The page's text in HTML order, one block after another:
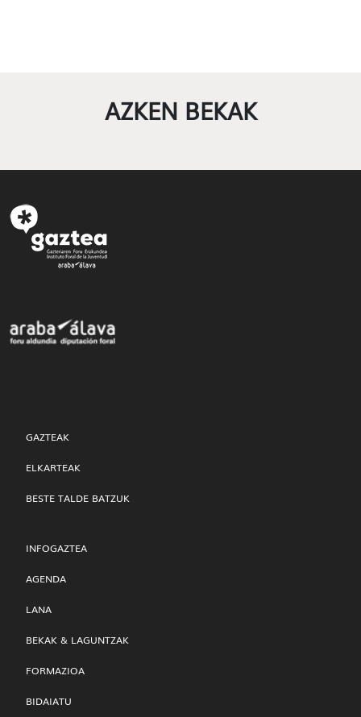
AZKEN BEKAK
GAZTEAK
ELKARTEAK
BESTE TALDE BATZUK
INFOGAZTEA
AGENDA
LANA
BEKAK & LAGUNTZAK
FORMAZIOA
BIDAIATU